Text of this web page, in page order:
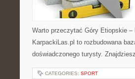
Warto przeczytać Góry Etiopskie
KarpackiLas.pl to rozbudowana
doświadczonego turysty.
CATEGORIES: SPORT